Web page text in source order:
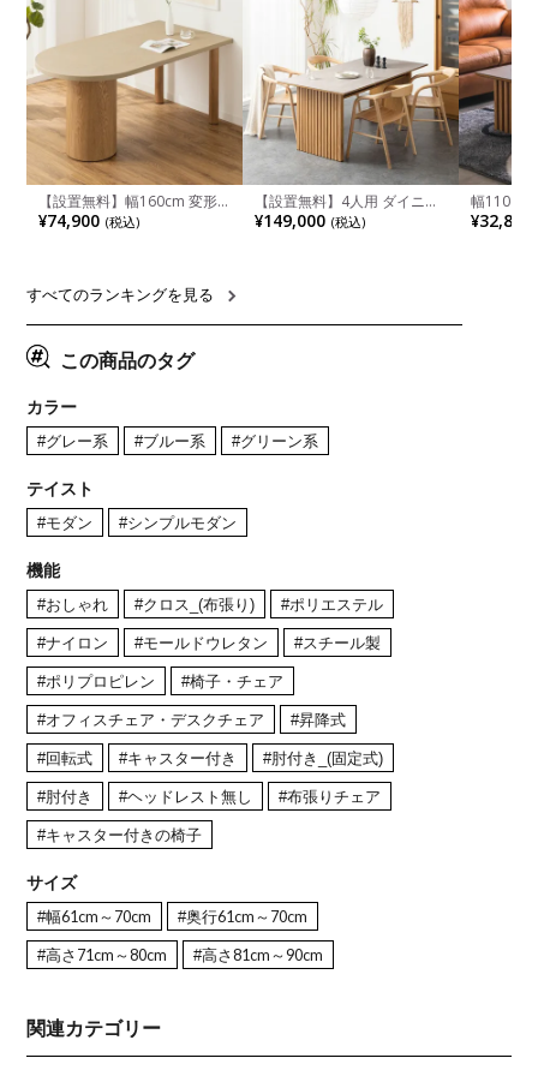
【設置無料】幅160cm 変形
半円 ダイニングテーブル モ
ルタル風 LENAS コンクリー
リア風 グレージュ
¥74,900 (税込)
【設置無料】4人用 ダイニン
グテーブルセット 5点 LUGA
セラミックテーブル おしゃれ
¥149,000 (税込)
幅110cm
木目調 リ
付き 長方
¥32,800
すべてのランキングを見る
この商品のタグ
カラー
#グレー系 #ブルー系 #グリーン系
テイスト
#モダン #シンプルモダン
機能
#おしゃれ #クロス_(布張り) #ポリエステル
#ナイロン #モールドウレタン #スチール製
#ポリプロピレン #椅子・チェア
#オフィスチェア・デスクチェア #昇降式
#回転式 #キャスター付き #肘付き_(固定式)
#肘付き #ヘッドレスト無し #布張りチェア
#キャスター付きの椅子
サイズ
#幅61cm～70cm #奥行61cm～70cm
#高さ71cm～80cm #高さ81cm～90cm
関連カテゴリー